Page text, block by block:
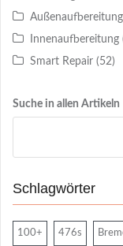
Außenaufbereitung
Innenaufbereitung
Smart Repair (52)
Suche in allen Artikeln
Schlagwörter
100+ 476s